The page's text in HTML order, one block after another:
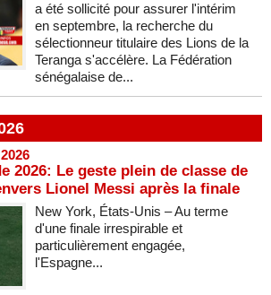
a été sollicité pour assurer l'intérim
en septembre, la recherche du
sélectionneur titulaire des Lions de la
Teranga s'accélère. La Fédération
sénégalaise de...
2026: Le geste plein de classe de
Lionel Messi après la finale
New York, États-Unis – Au terme
d'une finale irrespirable et
particulièrement engagée,
l'Espagne...